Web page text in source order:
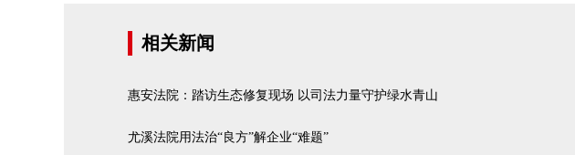
相关新闻
惠安法院：踏访生态修复现场 以司法力量守护绿水青山
尤溪法院用法治“良方”解企业“难题”